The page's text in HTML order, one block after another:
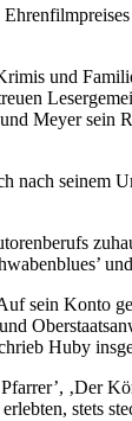
und
Meyer sein
nach
sein Konto
Huby
‚Der
stets